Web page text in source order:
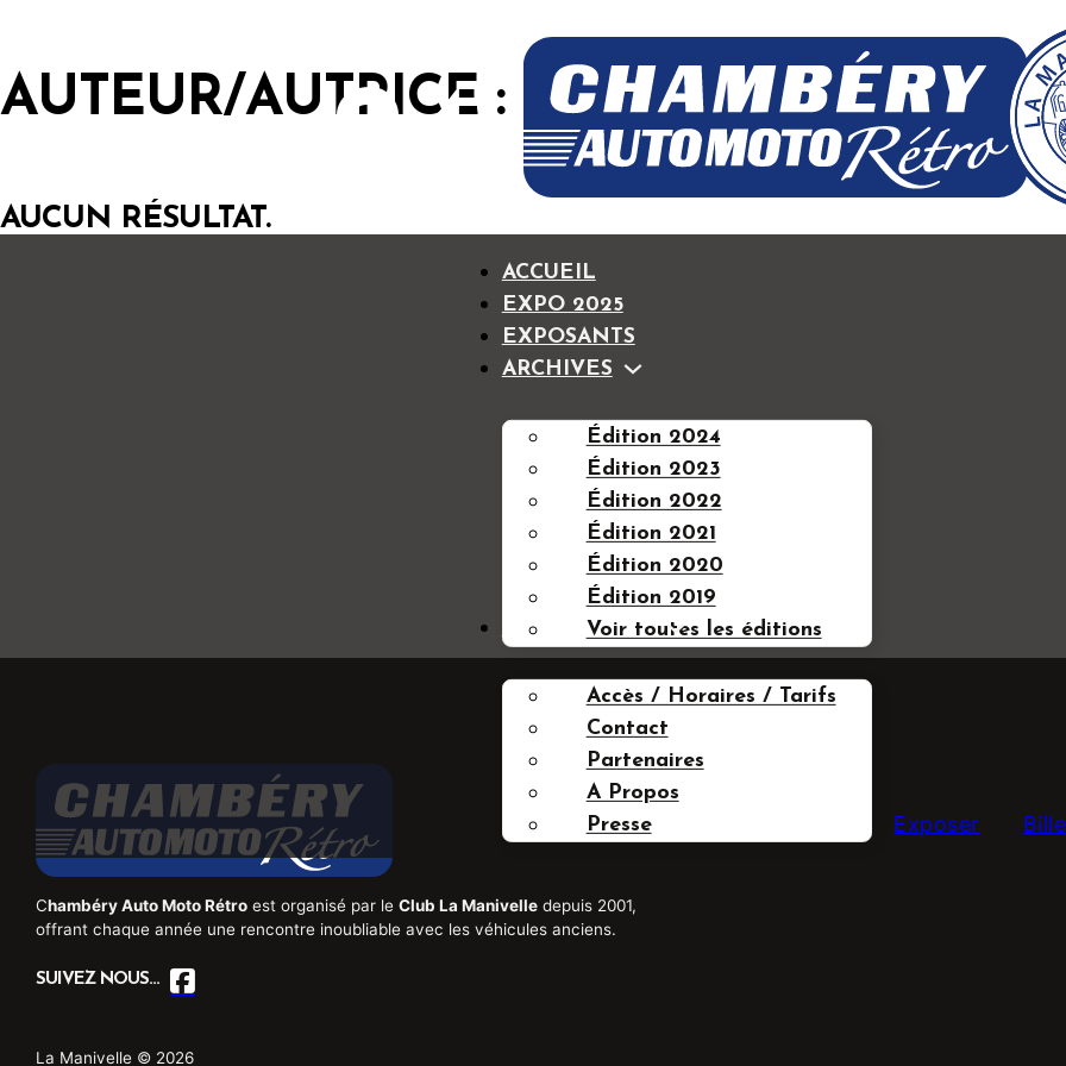
24e
ACCUEIL
EXPO 2025
EXPOSANTS
ARCHIVES
Édition 2024
Édition 2023
Édition 2022
Édition 2021
Édition 2020
Édition 2019
Voir toutes les éditions
INFOS UTILES
Accès / Horaires / Tarifs
Contact
Partenaires
A Propos
Presse
Exposer
AUTEUR/AUTRICE : GUILLAUME
AUCUN RÉSULTAT.
Chambéry Auto Moto Rétroest organisé par le Club La Manivelledepuis 2001,
offrant chaque année une rencontre inoubliable avec les véhicules anciens.
SUIVEZ NOUS...
La Manivelle © 2026